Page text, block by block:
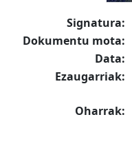
Signatura:
Dokumentu mota:
Data:
Ezaugarriak:
Oharrak: